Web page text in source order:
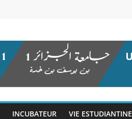
INCUBATEUR VIE ESTUDIANTINE